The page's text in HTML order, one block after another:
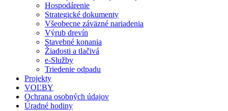
Hospodárenie
Strategické dokumenty
Všeobecne záväzné nariadenia
Výrub drevín
Stavebné konania
Žiadosti a tlačivá
e-Služby
Triedenie odpadu
Projekty
VOĽBY
Ochrana osobných údajov
Úradné hodiny